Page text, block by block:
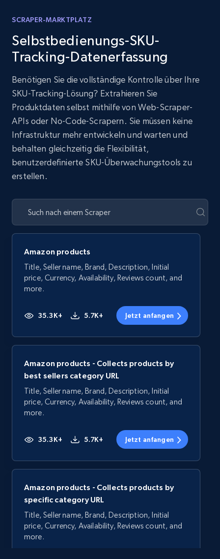
SCRAPER-MARKTPLATZ
Selbstbedienungs-SKU-
Tracking-Datenerfassung
Benötigen Sie die vollständige Kontrolle über Ihre
SKU-Tracking-Lösung? Extrahieren Sie
Produktdaten selbst mithilfe von Web-Scraper-
APIs oder No-Code-Scrapern. Sie müssen keine
Infrastruktur mehr entwickeln und warten und
behalten gleichzeitig die Flexibilität,
benutzerdefinierte SKU-Überwachungstools zu
erstellen.
Amazon products
Title, Seller name, Brand, Description, Initial
price, Currency, Availability, Reviews count, and
more.
35.3K+ 5.7K+ Jetzt anfangen
Amazon products - Collects products by
best sellers category URL
Title, Seller name, Brand, Description, Initial
price, Currency, Availability, Reviews count, and
more.
35.3K+ 5.7K+ Jetzt anfangen
Amazon products - Collects products by
specific category URL
Title, Seller name, Brand, Description, Initial
price, Currency, Availability, Reviews count, and
more.